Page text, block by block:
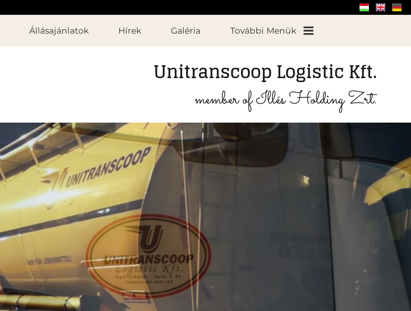
Állásajánlatok Hírek Galéria További Menük
Elérhetőségek
Partnerek
Hasznos
Unitranscoop Logistic Kft.
member of Illés Holding Zrt.